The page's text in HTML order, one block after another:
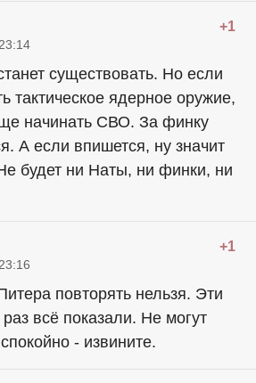
+1
существовать. Но если
тактическое ядерное оружие,
начинать СВО. За финку
А если впишется, ну значит
будет ни Наты, ни финки, ни
+1
повторять нельзя. Эти
всё показали. Не могут
- извините.